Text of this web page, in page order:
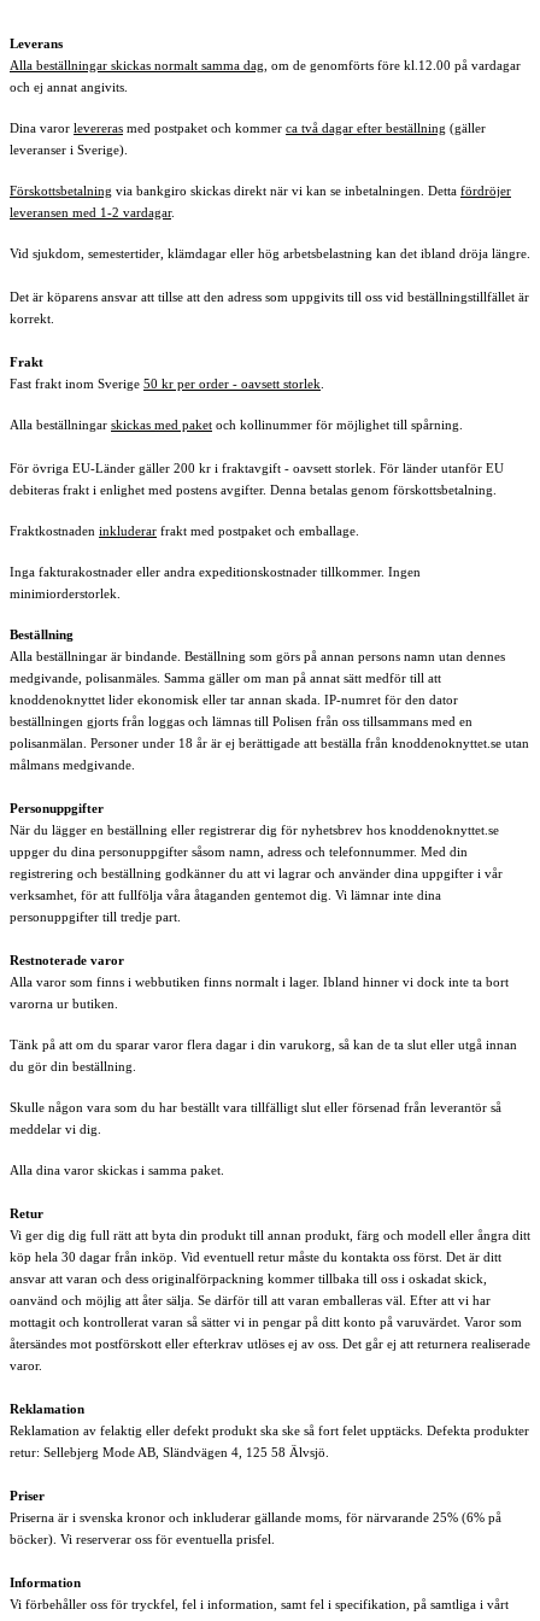
Leverans
Alla beställningar skickas normalt samma dag , om de genomförts före kl.12.00 på vardagar
och ej annat angivits.
Dina varor levereras med postpaket och kommer ca två dagar efter beställning (gäller
leveranser i Sverige).
Förskottsbetalning via bankgiro skickas direkt när vi kan se inbetalningen. Detta fördröjer
leveransen med 1-2 vardagar.
Vid sjukdom, semestertider, klämdagar eller hög arbetsbelastning kan det ibland dröja längre.
Det är köparens ansvar att tillse att den adress som uppgivits till oss vid beställningstillfället är
korrekt.
Frakt
Fast frakt inom Sverige 50 kr per order - oavsett storlek
Alla beställningar skickas med paket och kollinummer för möjlighet till spårning
För övriga EU-Länder gäller 200 kr i fraktavgift - oavsett storlek. För länder utanför EU
debiteras frakt i enlighet med postens avgifter. Denna betalas genom förskottsbetalning.
Fraktkostnaden inkluderar frakt med postpaket och emballage.
Inga fakturakostnader eller andra expeditionskostnader tillkommer. Ingen
minimiorderstorlek.
Beställning
Alla beställningar är bindande. Beställning som görs på annan persons namn utan dennes
medgivande, polisanmäles. Samma gäller om man på annat sätt medför till att
knoddenoknyttet lider ekonomisk eller tar annan skada. IP-numret för den dator
beställningen gjorts från loggas och lämnas till Polisen från oss tillsammans med en
polisanmälan. Personer under 18 år är ej berättigade att beställa från knoddenoknyttet.se utan
målmans medgivande.
Personuppgifter
När du lägger en beställning eller registrerar dig för nyhetsbrev hos knoddenoknyttet.se
uppger du dina personuppgifter såsom namn, adress och telefonnummer. Med din
registrering och beställning godkänner du att vi lagrar och använder dina uppgifter i vår
verksamhet, för att fullfölja våra åtaganden gentemot dig. Vi lämnar inte dina
personuppgifter till tredje part.
Restnoterade varor
Alla varor som finns i webbutiken finns normalt i lager. Ibland hinner vi dock inte ta bort
varorna ur butiken.
Tänk på att om du sparar varor flera dagar i din varukorg, så kan de ta slut eller utgå innan
du gör din beställning.
Skulle någon vara som du har beställt vara tillfälligt slut eller försenad från leverantör så
meddelar vi dig.
Alla dina varor skickas i samma paket.
Retur
Vi ger dig dig full rätt att byta din produkt till annan produkt, färg och modell eller ångra ditt
köp hela 30 dagar från inköp. Vid eventuell retur måste du kontakta oss först. Det är ditt
ansvar att varan och dess originalförpackning kommer tillbaka till oss i oskadat skick,
oanvänd och möjlig att åter sälja. Se därför till att varan emballeras väl. Efter att vi har
mottagit och kontrollerat varan så sätter vi in pengar på ditt konto på varuvärdet. Varor som
återsändes mot postförskott eller efterkrav utlöses ej av oss. Det går ej att returnera realiserade
varor.
Reklamation
Reklamation av felaktig eller defekt produkt ska ske så fort felet upptäcks. Defekta produkter
retur: Sellebjerg Mode AB, Sländvägen 4, 125 58 Älvsjö.
Priser
Priserna är i svenska kronor och inkluderar gällande moms, för närvarande 25% (6% på
böcker). Vi reserverar oss för eventuella prisfel.
Information
Vi förbehåller oss för tryckfel, fel i information, samt fel i specifikation, på samtliga i vårt